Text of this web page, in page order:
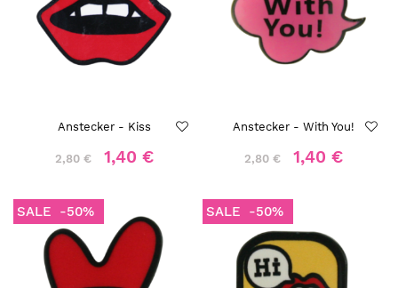
Anstecker - Kiss
2,80 € 1,40 €
Anstecker - With You!
2,80 € 1,40 €
SALE -50% SALE -50%